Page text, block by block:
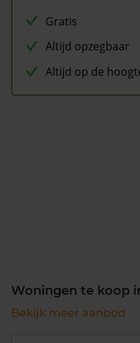
Gratis
Altijd opzegbaar
Altijd op de
Woningen te koop
Bekijk meer aanbod